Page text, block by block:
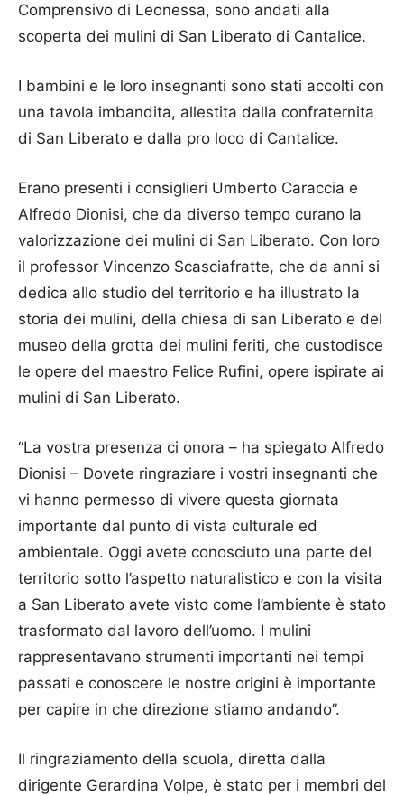
Comprensivo di Leonessa, sono andati alla
scoperta dei mulini di San Liberato di Cantalice.
I bambini e le loro insegnanti sono stati accolti con
una tavola imbandita, allestita dalla confraternita
di San Liberato e dalla pro loco di Cantalice.
Erano presenti i consiglieri Umberto Caraccia e
Alfredo Dionisi, che da diverso tempo curano la
valorizzazione dei mulini di San Liberato. Con loro
il professor Vincenzo Scasciafratte, che da anni si
dedica allo studio del territorio e ha illustrato la
storia dei mulini, della chiesa di san Liberato e del
museo della grotta dei mulini feriti, che custodisce
le opere del maestro Felice Rufini, opere ispirate ai
mulini di San Liberato.
“La vostra presenza ci onora – ha spiegato Alfredo
Dionisi – Dovete ringraziare i vostri insegnanti che
vi hanno permesso di vivere questa giornata
importante dal punto di vista culturale ed
ambientale. Oggi avete conosciuto una parte del
territorio sotto l’aspetto naturalistico e con la visita
a San Liberato avete visto come l’ambiente è stato
trasformato dal lavoro dell’uomo. I mulini
rappresentavano strumenti importanti nei tempi
passati e conoscere le nostre origini è importante
per capire in che direzione stiamo andando”.
Il ringraziamento della scuola, diretta dalla
dirigente Gerardina Volpe, è stato per i membri del